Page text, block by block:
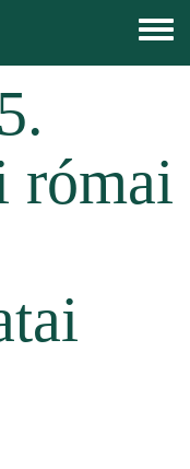
Toggle
menu
római